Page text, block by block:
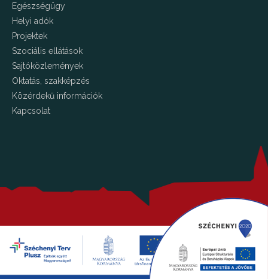
Egészségügy
Helyi adók
Projektek
Szociális ellátások
Sajtóközlemények
Oktatás, szakképzés
Közérdekű információk
Kapcsolat
Copyright © 2026 Kalocsa.hu Minden jog fenntartva!